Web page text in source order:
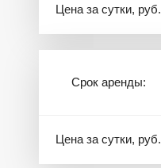
Цена за сутки, руб.
Срок аренды:
Цена за сутки, руб.